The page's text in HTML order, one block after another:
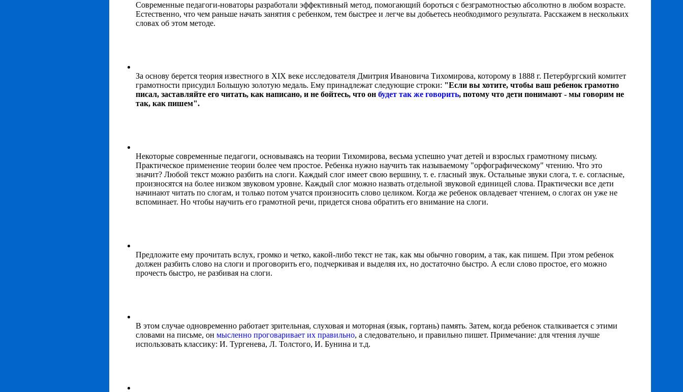
Современные педагоги-новаторы разработали эффективный метод, помогающий бороться с безграмотностью абсолютно в любом возрасте.
Естественно, что чем раньше начать занятия с ребенком, тем быстрее и легче вы добьетесь необходимого результата. Расскажем в нескольких
словах об этом методе.
За основу берется теория известного в XIX веке исследователя Дмитрия Ивановича Тихомирова, которому в 1888 г. Петербургский комитет
грамотности присудил Большую золотую медаль. Ему принадлежат следующие строки: "Если вы хотите, чтобы ваш ребенок грамотно
писал, заставляйте его читать, как написано, и не бойтесь, что он будет так же говорить, потому что дети понимают - мы говорим не
так, как пишем".
Некоторые современные педагоги, основываясь на теории Тихомирова, весьма успешно учат детей и взрослых грамотному письму.
Практическое применение теории более чем простое. Ребенка нужно научить так называемому "орфографическому" чтению. Что это
значит? Любой текст можно разбить на слоги. Каждый слог имеет свою вершину, т. е. гласный звук. Остальные звуки слога, т. е. согласные,
произносятся на более низком звуковом уровне. Каждый слог можно назвать отдельной звуковой единицей слова. Практически все дети
начинают читать по слогам, и только потом учатся произносить слово целиком. Когда же ребенок овладевает чтением, о слогах он уже не
вспоминает. Но чтобы научить его грамотной речи, придется снова обратить его внимание на слоги.
Предложите ему прочитать вслух, громко и четко, какой-либо текст не так, как мы обычно говорим, а так, как пишем. При этом ребенок
должен разбить слово на слоги и проговорить его, подчеркивая и выделяя их, но достаточно быстро. А если слово простое, его можно
прочесть быстро, не разбивая на слоги.
В этом случае одновременно работает зрительная, слуховая и моторная (язык, гортань) память. Затем, когда ребенок сталкивается с этими
словами на письме, он мысленно проговаривает их правильно, а следовательно, и правильно пишет. Примечание: для чтения лучше
использовать классику: И. Тургенева, Л. Толстого, И. Бунина и т.д.